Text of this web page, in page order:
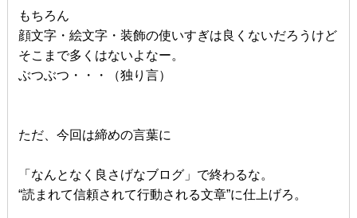
もちろん
顔文字・絵文字・装飾の使いすぎは良くないだろうけど
そこまで多くはないよなー。
ぶつぶつ・・・（独り言）
ただ、今回は締めの言葉に
「なんとなく良さげなブログ」で終わるな。
“読まれて信頼されて行動される文章”に仕上げろ。